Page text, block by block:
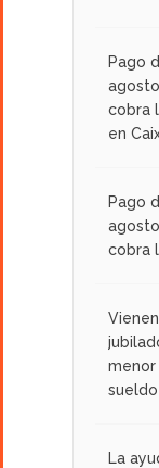
Pago
cobra
en
Pago
cobra
sueldo
La